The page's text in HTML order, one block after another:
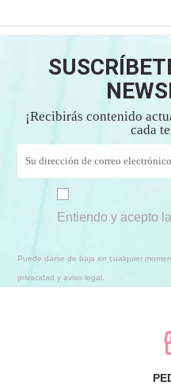
¡Recibirás contenido
cada
Entiendo y acepto
Puede darse de baja en cualquier
privacidad y aviso legal.